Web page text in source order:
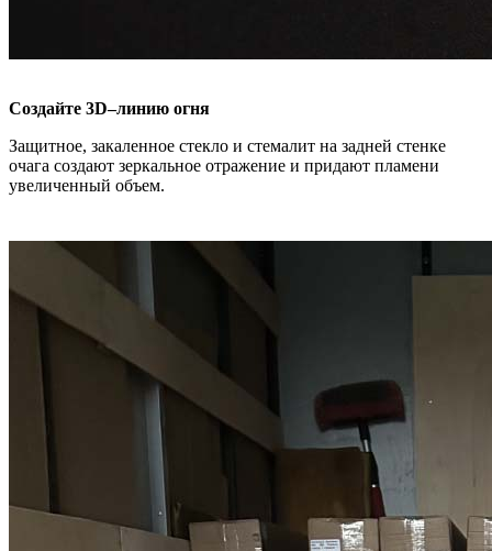
Создайте 3D–линию огня
Защитное, закаленное стекло и стемалит на задней стенке
очага создают зеркальное отражение и придают пламени
увеличенный объем.